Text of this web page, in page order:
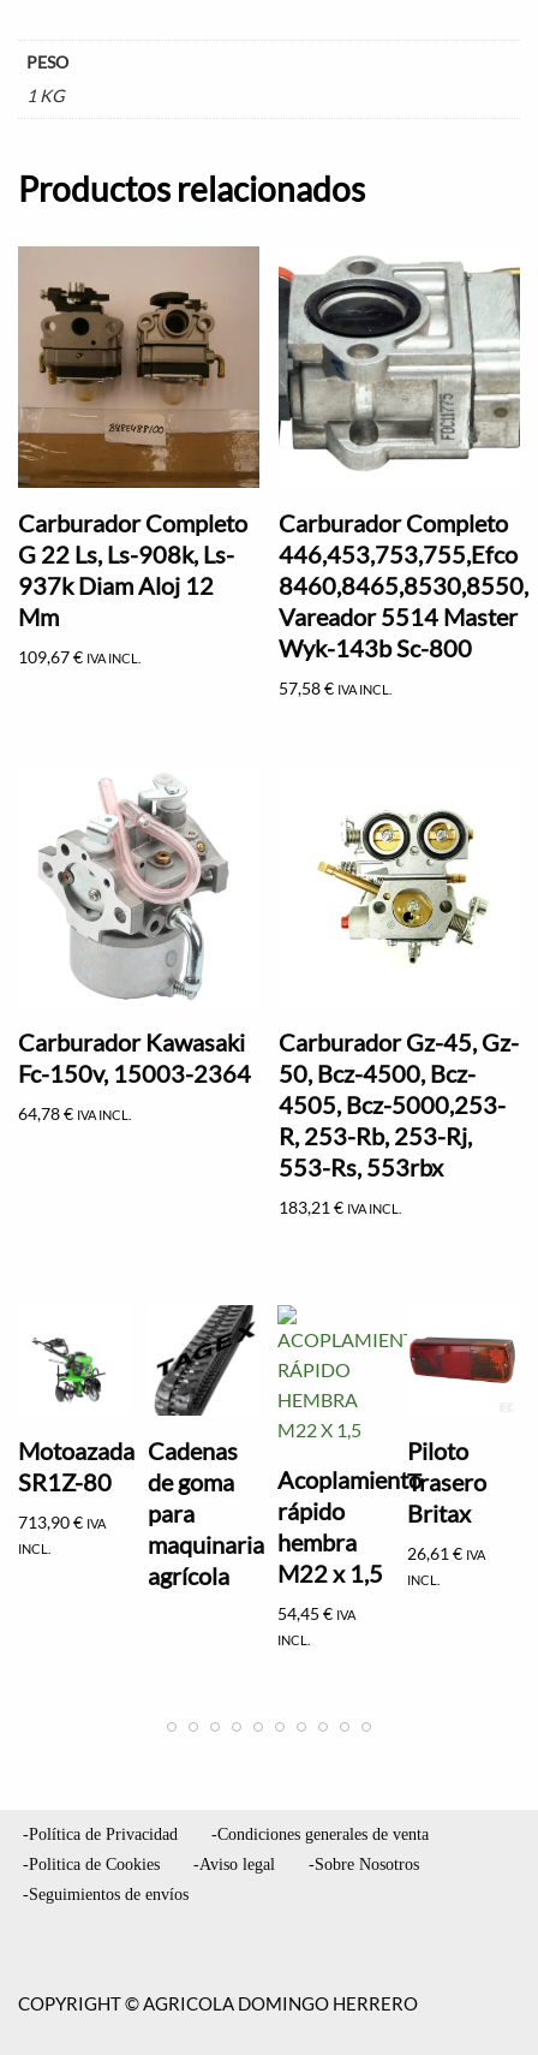
PESO
1 KG
Productos relacionados
Carburador Completo
G 22 Ls, Ls-908k, Ls-
937k Diam Aloj 12
Mm
109,67€ IVA INCL.
Carburador Completo
446,453,753,755,Efco
8460,8465,8530,8550,
Vareador 5514 Master
Wyk-143b Sc-800
57,58€ IVA INCL.
Carburador Kawasaki
Fc-150v, 15003-2364
64,78€ IVA INCL.
Carburador Gz-45, Gz-
50, Bcz-4500, Bcz-
4505, Bcz-5000,253-
R, 253-Rb, 253-Rj,
553-Rs, 553rbx
183,21€ IVA INCL.
Motoazada
SR1Z-80
713,90€ IVA
INCL.
Cadenas
de goma
para
maquinaria
agrícola
Acoplamiento
rápido
hembra
M22 x 1,5
54,45€ IVA
INCL.
Piloto
Trasero
Britax
26,61€ IVA
INCL.
-Política de Privacidad
-Condiciones generales de venta
-Politica de Cookies
-Aviso legal
-Sobre Nosotros
-Seguimientos de envíos
COPYRIGHT © AGRICOLA DOMINGO HERRERO